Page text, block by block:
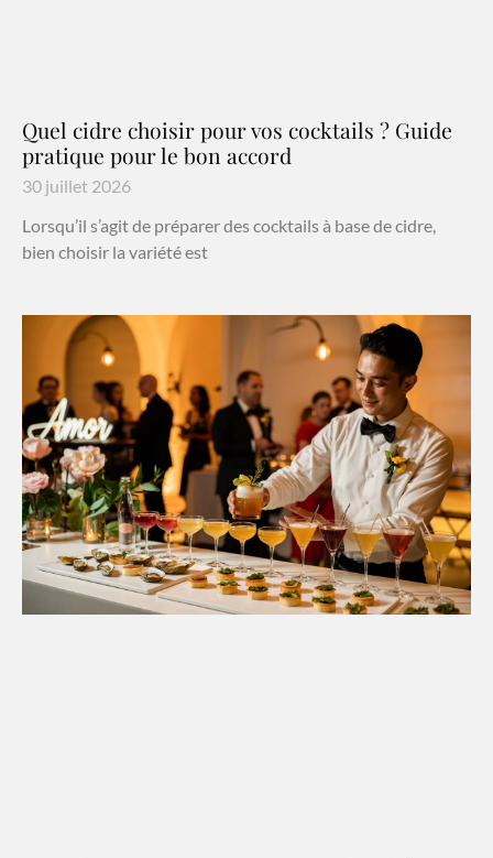
Quel cidre choisir pour vos cocktails ? Guide
pratique pour le bon accord
30 juillet 2026
Lorsqu’il s’agit de préparer des cocktails à base de cidre,
bien choisir la variété est